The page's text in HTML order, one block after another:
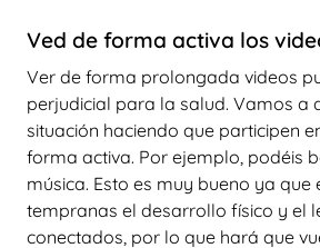
Ved de forma activa los
Ver de forma prolongada videos
perjudicial para la salud. Vamos a
situación haciendo que participen
forma activa. Por ejemplo, podéis
música. Esto es muy bueno ya que
tempranas el desarrollo físico y el
conectados, por lo que hará que